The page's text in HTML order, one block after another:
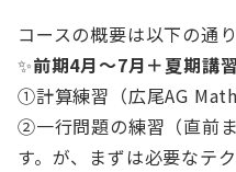
コースの概要は以下の通り
✨前期4月～7月＋夏期講習
①計算練習（広尾AG Math
②一行問題の練習（直前
す。が、まずは必要なテ